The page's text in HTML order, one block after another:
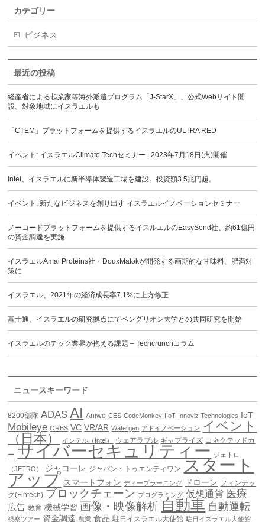
カテゴリー
ビジネス
最近の投稿
経産省による起業家等海外派遣プログラム「J-StarX」、公式Webサイト開
設。対象地域にイスラエルも
「CTEM」プラットフォームを提供するイスラエルのULTRA RED
イベント: イスラエルClimate Techセミナー | 2023年7月18日(火)開催
Intel、イスラエルに新半導体製造工場を建設。投資額3.5兆円超。
イベント: 新たなビジネスを創り出す イスラエルイノベーションセミナー
ノーコードプラットフォームを提供するイスルエルのEasySend社、約61億円
の資金調達を実施
イスラエルAmai Proteins社・DouxMatokが開発する画期的な甘味料、肥満対
策に
イスラエル、2021年の経済成長率7.1%に上方修正
富士通、イスラエルの研究拠点にてベングリオン大学との共同研究を開始
イスラエルのテック業界が抱える課題 – Techcrunchコラム
ニュースキーワード
8200部隊 ADAS AI Aniwo CES CodeMonkey IIoT Innoviz Technologies IoT
Mobileye ORBS VC VR/AR Watergen アドイノベーション イベント
（日本）
インテル（Intel） ウェアラブル ギャプライズ コネクテッドカ
ー サイバーセキュリティー ジェトロ
（JETRO）
ジャコーレ ジャパン・トゥエンティワン スタート
アップ スマートフォン ディープラーニング ドローン フィンテッ
ク(Fintech) ブロックチェーン プログラミング 仮想通貨 医療
広告 教育 機械学習 画像・映像解析 自動車 自動運転
視察ツアー 資金調達 農業 食品 駐日イスラエル大使館 駐日イスラエル大使館